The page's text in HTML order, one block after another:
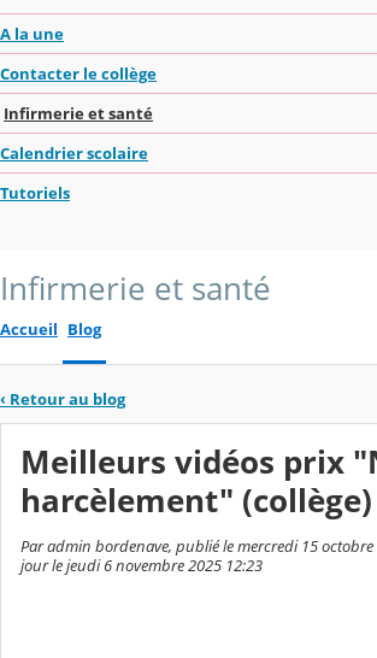
A la une
Contacter le collège
Infirmerie et santé
Calendrier scolaire
Tutoriels
Infirmerie et santé
Accueil Blog
‹ Retour au blog
Meilleurs vidéos prix
harcèlement" (collège)
Par admin bordenave, publié le mercredi 15 octobre
jour le jeudi 6 novembre 2025 12:23